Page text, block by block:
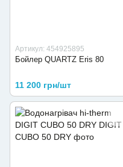
Артикул: 454925895
Бойлер QUARTZ Eris 80
11 200 грн/шт